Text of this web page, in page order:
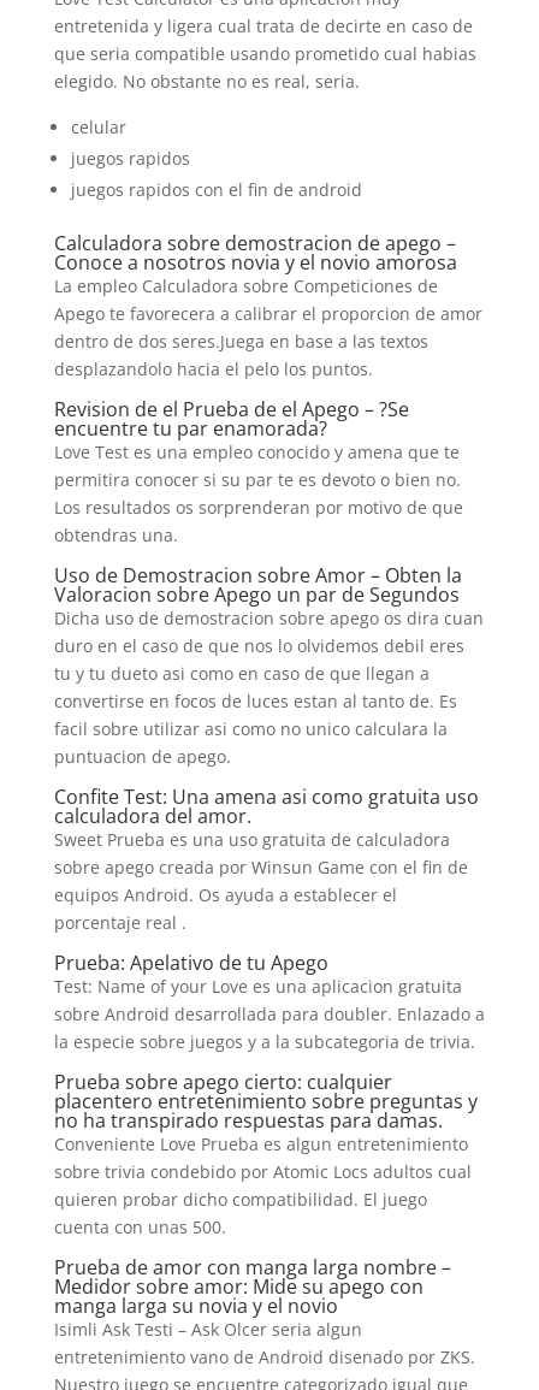
entretenida y ligera cual trata de decirte en caso de
que seri­a compatible usando prometido cual habias
elegido. No obstante no es real, seri­a.
celular
juegos rapidos
juegos rapidos con el fin de android
Calculadora sobre demostracion de apego –
Conoce a nosotros novia y el novio amorosa
La empleo Calculadora sobre Competiciones de
Apego te favorecera a calibrar el proporcion de amor
dentro de dos seres.Juega en base a las textos
desplazandolo hacia el pelo los puntos.
Revision de el Prueba de el Apego – ?Se
encuentre tu par enamorada?
Love Test es una empleo conocido y amena que te
permitira conocer si su par te es devoto o bien no.
Los resultados os sorprenderan por motivo de que
obtendras una.
Uso de Demostracion sobre Amor – Obten la
Valoracion sobre Apego un par de Segundos
Dicha uso de demostracion sobre apego os dira cuan
duro en el caso de que nos lo olvidemos debil eres
tu y tu dueto asi­ como en caso de que llegan a
convertirse en focos de luces estan al tanto de. Es
facil sobre utilizar asi­ como no unico calculara la
puntuacion de apego.
Confite Test: Una amena asi­ como gratuita uso
calculadora del amor.
Sweet Prueba es una uso gratuita de calculadora
sobre apego creada por Winsun Game con el fin de
equipos Android. Os ayuda a establecer el
porcentaje real .
Prueba: Apelativo de tu Apego
Test: Name of your Love es una aplicacion gratuita
sobre Android desarrollada para doubler. Enlazado a
la especie sobre juegos y a la subcategoria de trivia.
Prueba sobre apego cierto: cualquier
placentero entretenimiento sobre preguntas y
no ha transpirado respuestas para damas.
Conveniente Love Prueba es algun entretenimiento
sobre trivia condebido por Atomic Locs adultos cual
quieren probar dicho compatibilidad. El juego
cuenta con unas 500.
Prueba de amor con manga larga nombre –
Medidor sobre amor: Mide su apego con
manga larga su novia y el novio
Isimli Ask Testi – Ask Olcer seri­a algun
entretenimiento vano de Android disenado por ZKS.
Nuestro juego se encuentre categorizado igual que